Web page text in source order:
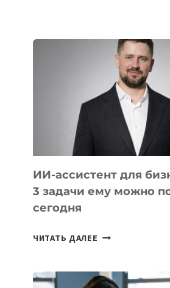
КОТОРЫЕ
РАЗВИВАЮТ
ТЕХНОЛОГИЧЕСКОЕ
ОБРАЗОВАНИЕ
ТАДЖИКИСТАНА
ИИ-ассистент для
3 задачи ему можно
сегодня
ЧИТАТЬ ДАЛЕЕ ИИ-
БИЗНЕСА: